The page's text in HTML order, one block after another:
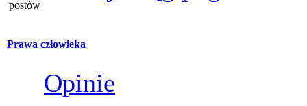
Prawa człowieka
Opinie